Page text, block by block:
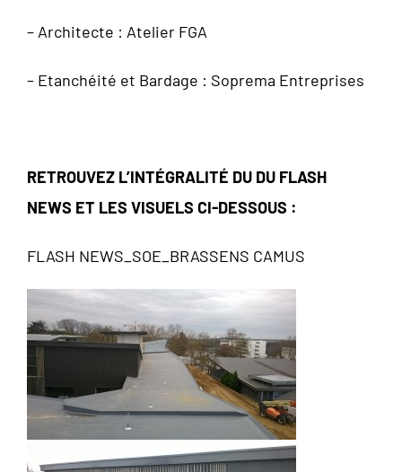
– Architecte : Atelier FGA
– Etanchéité et Bardage : Soprema Entreprises
RETROUVEZ L’INTÉGRALITÉ DU DU FLASH
NEWS ET LES VISUELS CI-DESSOUS :
FLASH NEWS_SOE_BRASSENS CAMUS